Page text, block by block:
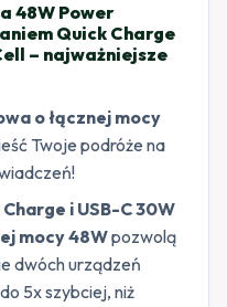
48W Power
Quick Charge
– najważniejsze
o łącznej mocy
Twoje podróże na
i USB-C 30W
mocy 48Wpozwolą
dwóch urządzeń
5x szybciej, niż